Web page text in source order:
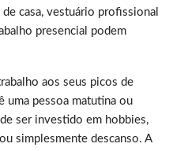
casa, vestuário profissional
presencial podem
aos seus picos de
uma pessoa matutina ou
ser investido em hobbies,
simplesmente descanso. A